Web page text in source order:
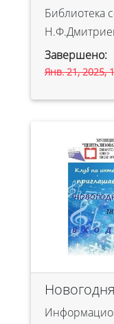
Библиотека
Завершено:
Янв. 21, 2025,